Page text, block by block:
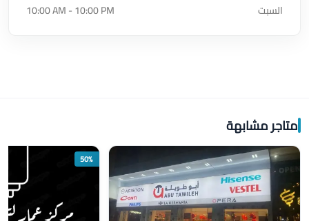
السبت
10:00 AM - 10:00 PM
متاجر مشابهة
50%